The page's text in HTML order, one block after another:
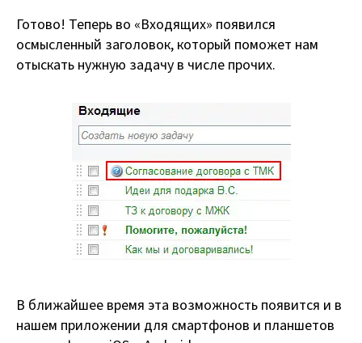
Готово! Теперь во «Входящих» появился
осмысленный заголовок, который поможет нам
отыскать нужную задачу в числе прочих.
В ближайшее время эта возможность появится и в
нашем приложении для смартфонов и планшетов